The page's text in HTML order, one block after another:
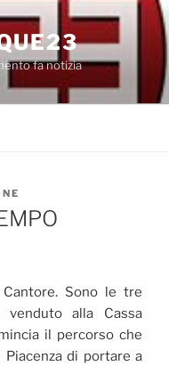
fa notizia
Sono le tre
alla Cassa
il percorso che
di portare a